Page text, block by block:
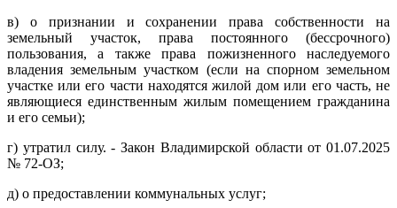
в) о признании и сохранении права собственности на
земельный участок, права постоянного (бессрочного)
пользования, а также права пожизненного наследуемого
владения земельным участком (если на спорном земельном
участке или его части находятся жилой дом или его часть, не
являющиеся единственным жилым помещением гражданина
и его семьи);
г) утратил силу. - Закон Владимирской области от 01.07.2025
№ 72-ОЗ;
д) о предоставлении коммунальных услуг;